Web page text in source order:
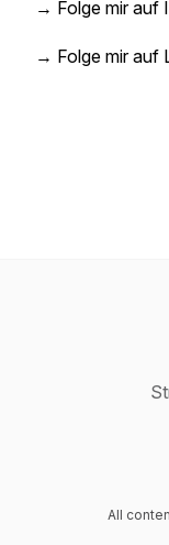
→ Folge mir auf
→ Folge mir auf
All